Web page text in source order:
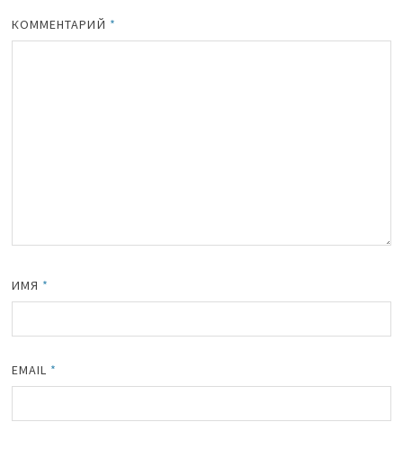
КОММЕНТАРИЙ *
ИМЯ *
EMAIL *